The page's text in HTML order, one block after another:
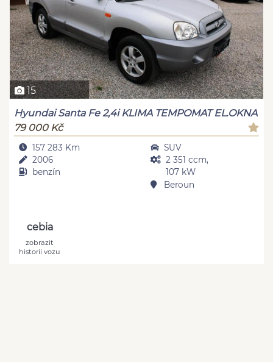
15
Hyundai Santa Fe 2,4i KLIMA TEMPOMAT EL.OKNA
79 000 Kč
157 283 Km
2006
benzín
SUV
2 351 ccm,
107 kW
Beroun
cebia
zobrazit
historii vozu